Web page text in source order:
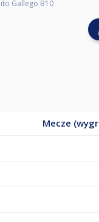
Gallego B10
Mecze